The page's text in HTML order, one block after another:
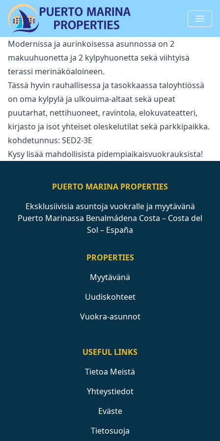
Modernissa ja aurinkoisessa asunnossa on 2
makuuhuonetta ja 2 kylpyhuonetta sekä viihtyisä
terassi merinäköaloineen.
Tässä hyvin rauhallisessa ja tasokkaassa taloyhtiössä
on oma kylpylä ja ulkouima-altaat sekä upeat
puutarhat, nettihuoneet, ravintola, elokuvateatteri,
kirjasto ja isot yhteiset oleskelutilat sekä parkkipaikka.
kohdetunnus: SED2-3E
Kysy lisää mahdollisista pidempiaikaisvuokrauksista!
PUERTO MARINA PROPERTIES
Eksklusiivisia asuntoja vuokralle ja myytävänä
Puerto Marinassa Benalmádena Costa – Costa del
Sol – España
PROPERTIES
Myytävänä
Uudiskohteet
Vuokra-asunnot
USEFUL LINKS
Tietoa Meistä
Yhteystiedot
Eväste
Tietosuoja